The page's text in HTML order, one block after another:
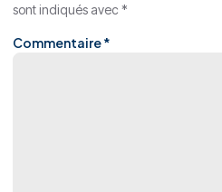
sont indiqués avec *
Commentaire*